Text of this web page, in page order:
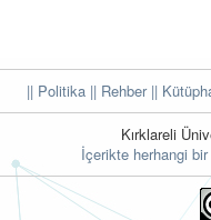
|| Politika || Rehber||
Kırklareli
İçerikte herhangi